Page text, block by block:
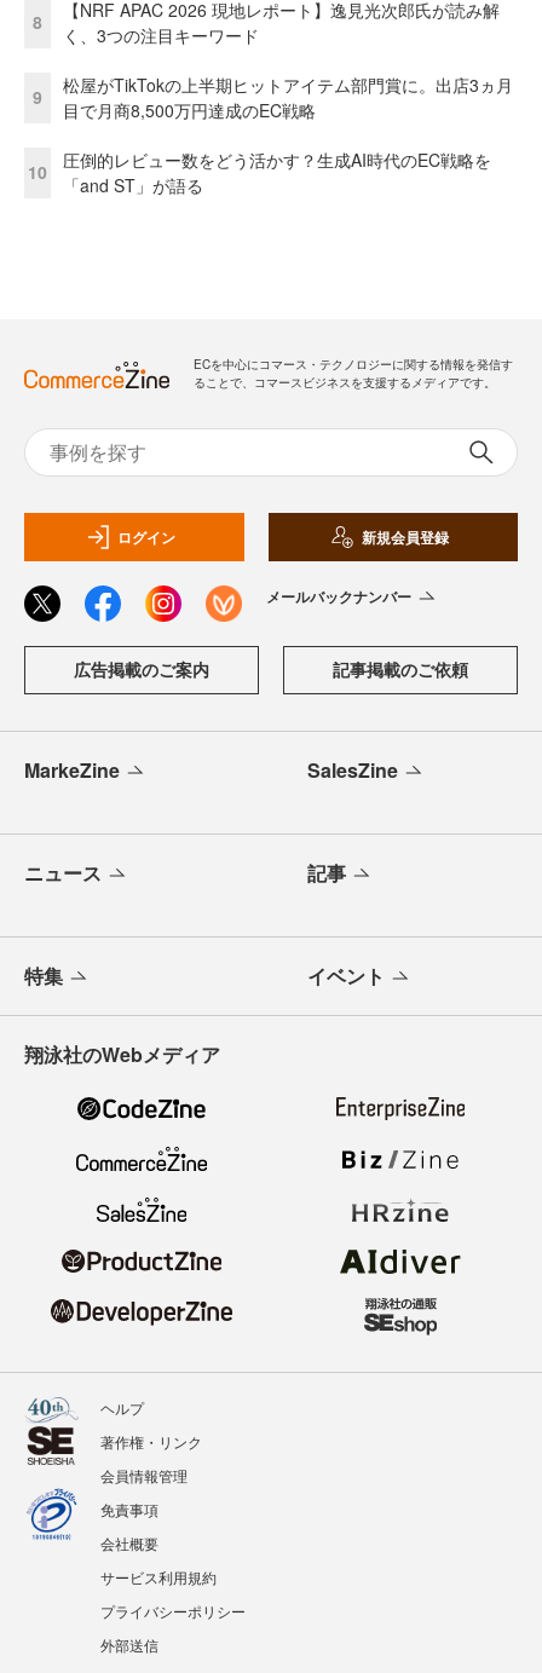
8
【NRF APAC 2026 現地レポート】逸見光次郎氏が読み解
く、3つの注目キーワード
9
松屋がTikTokの上半期ヒットアイテム部門賞に。出店3ヵ月
目で月商8,500万円達成のEC戦略
10
圧倒的レビュー数をどう活かす？生成AI時代のEC戦略を
「and ST」が語る
ECを中心にコマース・テクノロジーに関する情報を発信す
ることで、コマースビジネスを支援するメディアです。
ログイン 新規会員登録
メールバックナンバー
広告掲載のご案内 記事掲載のご依頼
MarkeZine SalesZine
ニュース 記事
特集 イベント
翔泳社のWebメディア
ヘルプ
著作権・リンク
会員情報管理
免責事項
会社概要
サービス利用規約
プライバシーポリシー
外部送信